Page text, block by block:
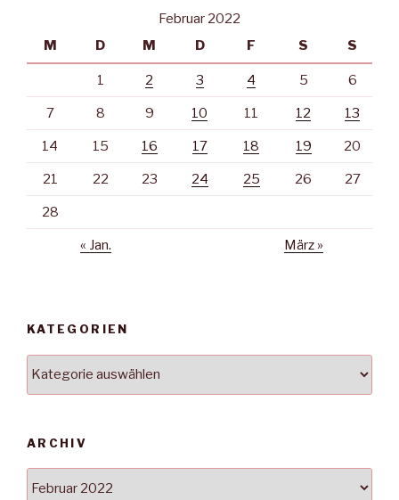
Februar 2022
M
D M D F S S
1 2 3 4 5 6
7 8 9 10 11 12 13
14 15 16 17 18 19 20
21 22 23 24 25 26 27
28
« Jan. März »
KATEGORIEN
ARCHIV